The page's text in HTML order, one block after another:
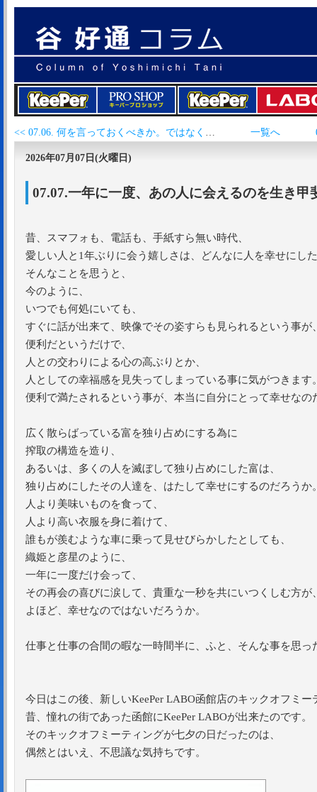
<< 07.06. 何を言っておくべきか。ではなく、何がどう伝わるか。 一覧へ
2026年07月07日(火曜日)
07.07.一年に一度、あの人に会えるのを生き甲
昔、スマフォも、電話も、手紙すら無い時代、
愛しい人と1年ぶりに会う嬉しさは、どんなに人を幸せにし
そんなことを思うと、
今のように、
いつでも何処にいても、
すぐに話が出来て、映像でその姿すらも見られるという事が
便利だというだけで、
人との交わりによる心の高ぶりとか、
人としての幸福感を見失ってしまっている事に気がつきます
便利で満たされるという事が、本当に自分にとって幸せなの
広く散らばっている富を独り占めにする為に
搾取の構造を造り、
あるいは、多くの人を滅ぼして独り占めにした富は、
独り占めにしたその人達を、はたして幸せにするのだろうか
人より美味いものを食って、
人より高い衣服を身に着けて、
誰もが羨むような車に乗って見せびらかしたとしても、
織姫と彦星のように、
一年に一度だけ会って、
その再会の喜びに涙して、貴重な一秒を共にいつくしむ方が
よほど、幸せなのではないだろうか。
仕事と仕事の合間の暇な一時間半に、ふと、そんな事を思っ
今日はこの後、新しいKeePer LABO函館店のキックオフミー
昔、憧れの街であった函館にKeePer LABOが出来たのです。
そのキックオフミーティングが七夕の日だったのは、
偶然とはいえ、不思議な気持ちです。